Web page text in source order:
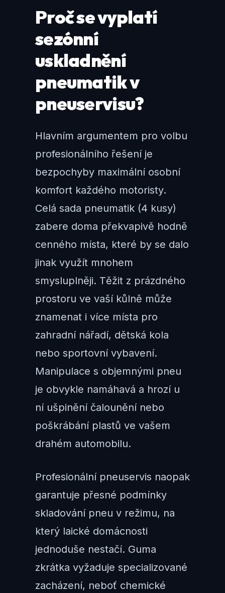
Proč se vyplatí
sezónní
uskladnění
pneumatik v
pneuservisu?
Hlavním argumentem pro volbu
profesionálního řešení je
bezpochyby maximální osobní
komfort každého motoristy.
Celá sada pneumatik (4 kusy)
zabere doma překvapivě hodně
cenného místa, které by se dalo
jinak využít mnohem
smysluplněji. Těžit z prázdného
prostoru ve vaší kůlně může
znamenat i více místa pro
zahradní nářadí, dětská kola
nebo sportovní vybavení.
Manipulace s objemnými pneu
je obvykle namáhavá a hrozí u
ní ušpinění čalounění nebo
poškrábání plastů ve vašem
drahém automobilu.
Profesionální pneuservis naopak
garantuje přesné podmínky
skladování pneu v režimu, na
který laické domácnosti
jednoduše nestačí. Guma
zkrátka vyžaduje specializované
zacházení, neboť chemické